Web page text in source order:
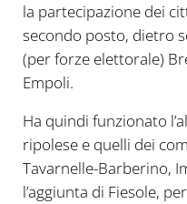
la partecipazione dei
secondo posto, dietro
(per forze elettorale)
Empoli.
Ha quindi funzionato
ripolese e quelli dei
Tavarnelle-Barberino,
l’aggiunta di Fiesole,